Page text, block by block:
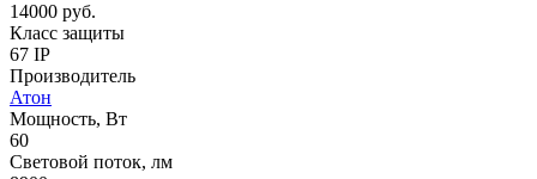
14000 руб.
Класс защиты
67 IP
Производитель
Атон
Мощность, Вт
60
Световой поток, лм